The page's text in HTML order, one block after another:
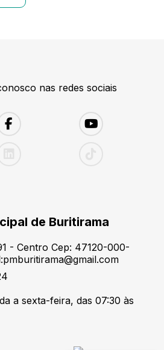
nas redes sociais
de Buritirama
- Centro Cep: 47120-000-
a sexta-feira, das 07:30 às